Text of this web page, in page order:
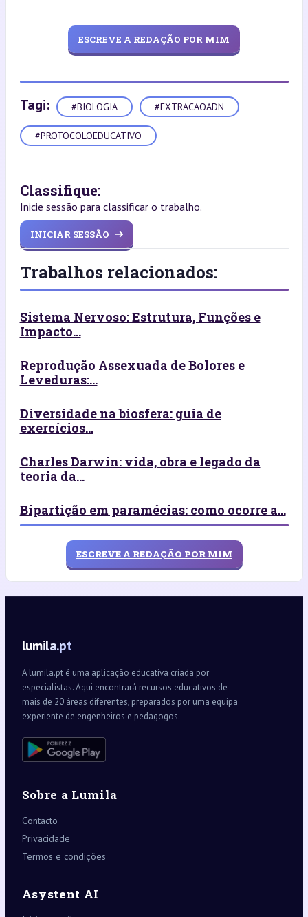
ESCREVE A REDAÇÃO POR MIM
Tagi: #BIOLOGIA #EXTRACAOADN
#PROTOCOLOEDUCATIVO
Classifique:
Inicie sessão para classificar o trabalho.
INICIAR SESSÃO
Trabalhos relacionados:
Sistema Nervoso: Estrutura, Funções e
Impacto...
Reprodução Assexuada de Bolores e
Leveduras:...
Diversidade na biosfera: guia de
exercícios...
Charles Darwin: vida, obra e legado da
teoria da...
Bipartição em paramécias: como ocorre a...
ESCREVE A REDAÇÃO POR MIM
lumila.pt
A lumila.pt é uma aplicação educativa criada por
especialistas. Aqui encontrará recursos educativos de
mais de 20 áreas diferentes, preparados por uma equipa
experiente de engenheiros e pedagogos.
Sobre a Lumila
Contacto
Privacidade
Termos e condições
Asystent AI